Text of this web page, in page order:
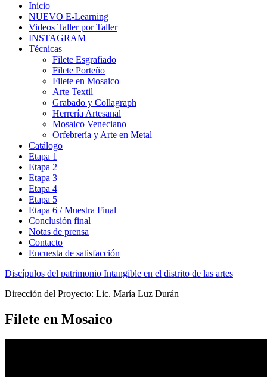
Inicio
NUEVO E-Learning
Videos Taller por Taller
INSTAGRAM
Técnicas
Filete Esgrafiado
Filete Porteño
Filete en Mosaico
Arte Textil
Grabado y Collagraph
Herrería Artesanal
Mosaico Veneciano
Orfebrería y Arte en Metal
Catálogo
Etapa 1
Etapa 2
Etapa 3
Etapa 4
Etapa 5
Etapa 6 / Muestra Final
Conclusión final
Notas de prensa
Contacto
Encuesta de satisfacción
Discípulos del patrimonio Intangible en el distrito de las artes
Dirección del Proyecto: Lic. María Luz Durán
Filete en Mosaico